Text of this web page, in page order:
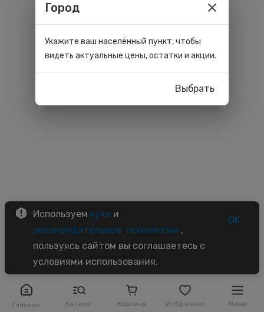
Главная Каталог Корзина Избранное Меню
Используем куки и
рекомендательные технологии ,
пользуясь сайтом вы соглашаетесь с
условиями использования.
OK
Город
Укажите ваш населённый пункт, чтобы
видеть актуальные цены, остатки и акции.
Выбрать